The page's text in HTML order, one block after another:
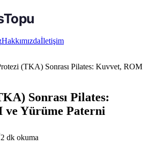
Hakkımızdaİletişim
(TKA) Sonrası Pilates: Kuvvet, ROM
Sonrası Pilates:
ve Yürüme Paterni
2 dk okuma